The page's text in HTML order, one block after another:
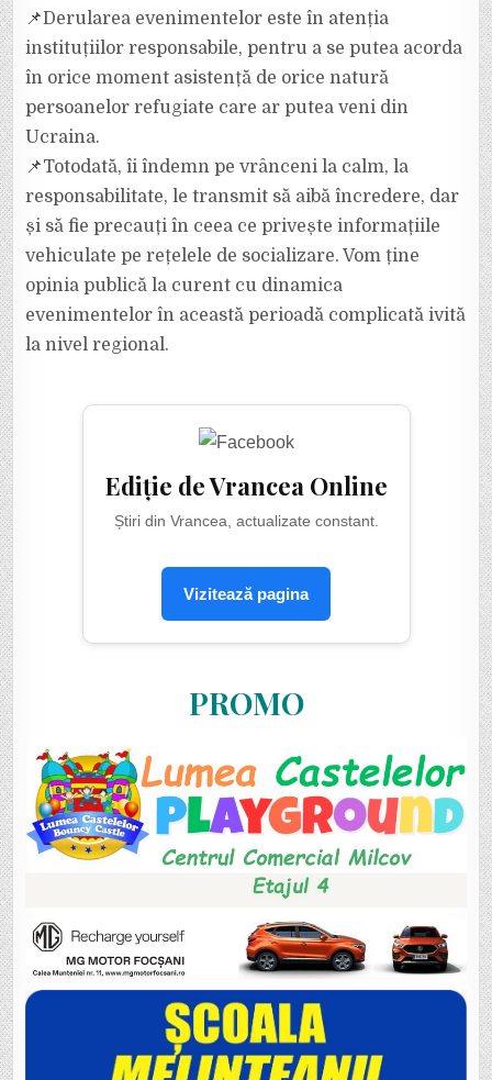
📌Derularea evenimentelor este în atenția
instituțiilor responsabile, pentru a se putea acorda
în orice moment asistență de orice natură
persoanelor refugiate care ar putea veni din
Ucraina.
📌Totodată, îi îndemn pe vrânceni la calm, la
responsabilitate, le transmit să aibă încredere, dar
și să fie precauți în ceea ce privește informațiile
vehiculate pe rețelele de socializare. Vom ține
opinia publică la curent cu dinamica
evenimentelor în această perioadă complicată ivită
la nivel regional.
Ediție de Vrancea Online
Știri din Vrancea, actualizate constant.
Vizitează pagina
PROMO